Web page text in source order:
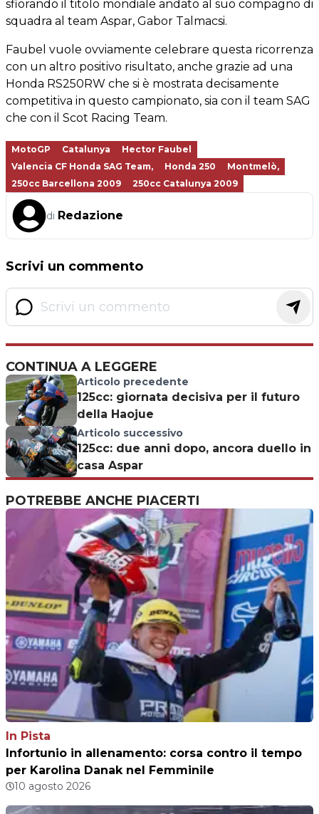
sfiorando il titolo mondiale andato al suo compagno di
squadra al team Aspar, Gabor Talmacsi.
Faubel vuole ovviamente celebrare questa ricorrenza
con un altro positivo risultato, anche grazie ad una
Honda RS250RW che si è mostrata decisamente
competitiva in questo campionato, sia con il team SAG
che con il Scot Racing Team.
MotoGP Catalunya
Hector Faubel
Valencia CF Honda SAG Team,
Honda 250
Montmelò,
250cc Barcellona 2009
250cc Catalunya 2009
di Redazione
Scrivi un commento
CONTINUA A LEGGERE
Articolo precedente
125cc: giornata decisiva per il futuro
della Haojue
Articolo successivo
125cc: due anni dopo, ancora duello in
casa Aspar
POTREBBE ANCHE PIACERTI
In Pista
Infortunio in allenamento: corsa contro il tempo
per Karolina Danak nel Femminile
10 agosto 2026